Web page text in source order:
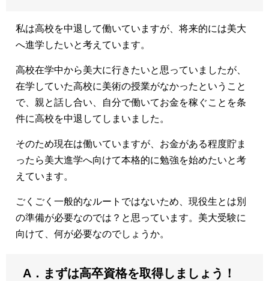
私は高校を中退して働いていますが、将来的には美大
へ進学したいと考えています。
高校在学中から美大に行きたいと思っていましたが、
在学していた高校に美術の授業がなかったということ
で、親と話し合い、自分で働いてお金を稼ぐことを条
件に高校を中退してしまいました。
そのため現在は働いていますが、お金がある程度貯ま
ったら美大進学へ向けて本格的に勉強を始めたいと考
えています。
ごくごく一般的なルートではないため、現役生とは別
の準備が必要なのでは？と思っています。美大受験に
向けて、何が必要なのでしょうか。
A．まずは高卒資格を取得しましょう！